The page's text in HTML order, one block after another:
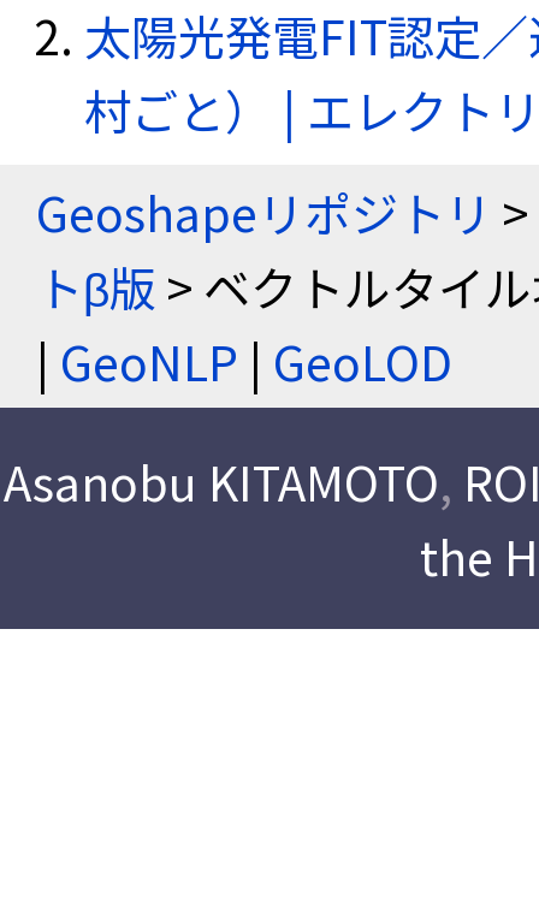
太陽光発電FIT認定
村ごと） | エレクト
Geoshapeリポジトリ >
トβ版 > ベクトルタイ
| GeoNLP | GeoLOD
Asanobu KITAMOTO,
the